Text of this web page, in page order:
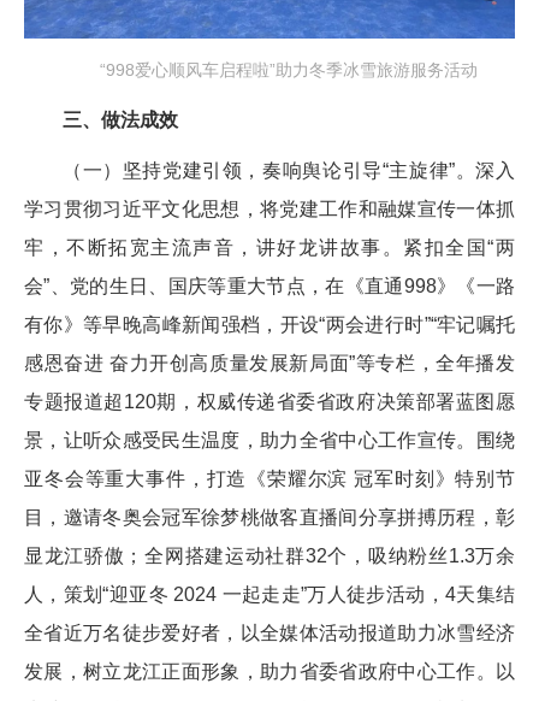
“998爱心顺风车启程啦”助力冬季冰雪旅游服务活动
三、做法成效
（一）坚持党建引领，奏响舆论引导“主旋律”。深入
学习贯彻习近平文化思想，将党建工作和融媒宣传一体抓
牢，不断拓宽主流声音，讲好龙讲故事。紧扣全国“两
会”、党的生日、国庆等重大节点，在《直通998》《一路
有你》等早晚高峰新闻强档，开设“两会进行时”“牢记嘱托
感恩奋进 奋力开创高质量发展新局面”等专栏，全年播发
专题报道超120期，权威传递省委省政府决策部署蓝图愿
景，让听众感受民生温度，助力全省中心工作宣传。围绕
亚冬会等重大事件，打造《荣耀尔滨 冠军时刻》特别节
目，邀请冬奥会冠军徐梦桃做客直播间分享拼搏历程，彰
显龙江骄傲；全网搭建运动社群32个，吸纳粉丝1.3万余
人，策划“迎亚冬 2024 一起走走”万人徒步活动，4天集结
全省近万名徒步爱好者，以全媒体活动报道助力冰雪经济
发展，树立龙江正面形象，助力省委省政府中心工作。以